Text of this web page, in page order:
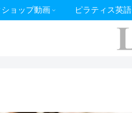
ショップ動画 ピラティス英語